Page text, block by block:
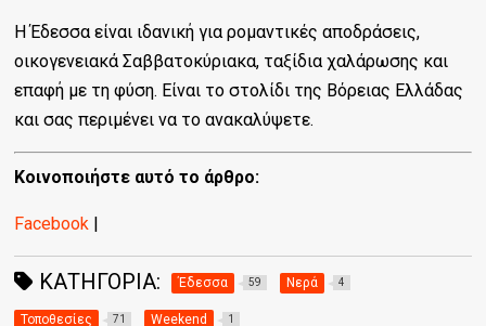
Η Έδεσσα είναι ιδανική για ρομαντικές αποδράσεις,
οικογενειακά Σαββατοκύριακα, ταξίδια χαλάρωσης και
επαφή με τη φύση. Είναι το στολίδι της Βόρειας Ελλάδας
και σας περιμένει να το ανακαλύψετε.
Κοινοποιήστε αυτό το άρθρο:
Facebook |
ΚΑΤΗΓΟΡΊΑ: Έδεσσα 59 Νερά 4
Τοποθεσίες 71 Weekend 1